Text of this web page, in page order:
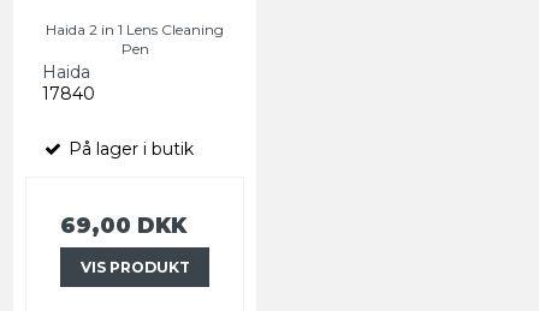
Haida 2 in 1 Lens Cleaning
Pen
Haida
17840
På lager i butik
69,00 DKK
VIS PRODUKT